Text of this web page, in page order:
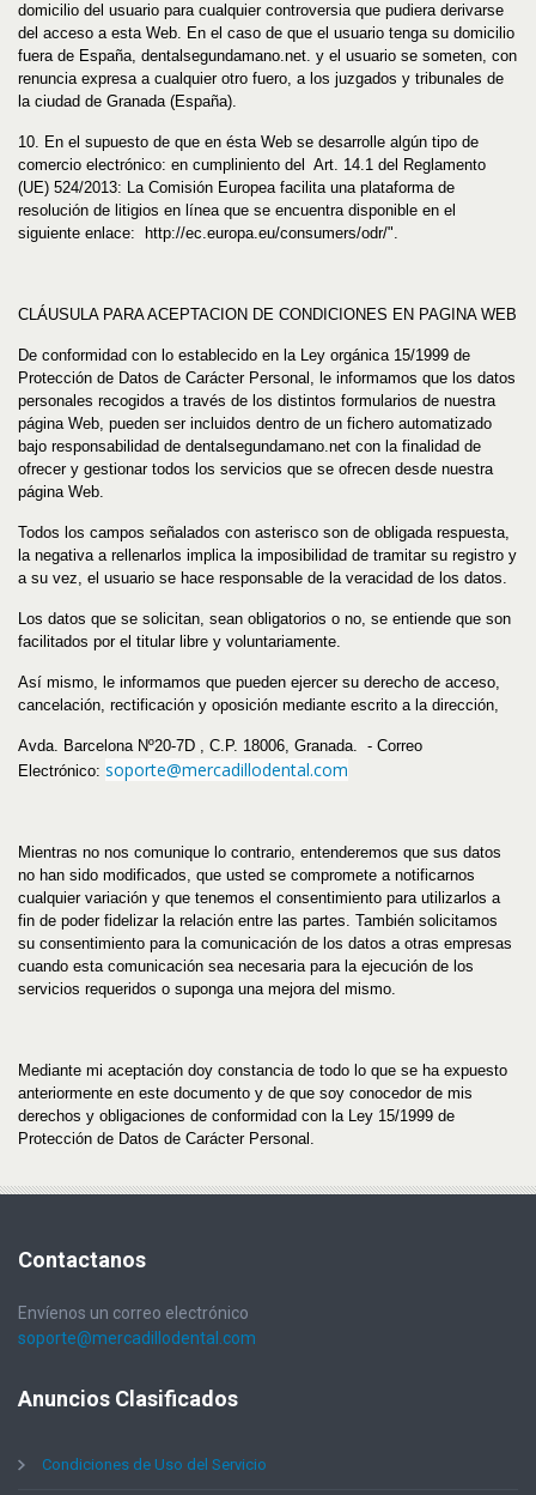
domicilio del usuario para cualquier controversia que pudiera derivarse
del acceso a esta Web. En el caso de que el usuario tenga su domicilio
fuera de España, dentalsegundamano.net. y el usuario se someten, con
renuncia expresa a cualquier otro fuero, a los juzgados y tribunales de
la ciudad de Granada (España).
10. En el supuesto de que en ésta Web se desarrolle algún tipo de
comercio electrónico: en cumpliniento del Art. 14.1 del Reglamento
(UE) 524/2013: La Comisión Europea facilita una plataforma de
resolución de litigios en línea que se encuentra disponible en el
siguiente enlace: http://ec.europa.eu/consumers/odr/".
CLÁUSULA PARA ACEPTACION DE CONDICIONES EN PAGINA WEB
De conformidad con lo establecido en la Ley orgánica 15/1999 de
Protección de Datos de Carácter Personal, le informamos que los datos
personales recogidos a través de los distintos formularios de nuestra
página Web, pueden ser incluidos dentro de un fichero automatizado
bajo responsabilidad de dentalsegundamano.net con la finalidad de
ofrecer y gestionar todos los servicios que se ofrecen desde nuestra
página Web.
Todos los campos señalados con asterisco son de obligada respuesta,
la negativa a rellenarlos implica la imposibilidad de tramitar su registro y
a su vez, el usuario se hace responsable de la veracidad de los datos.
Los datos que se solicitan, sean obligatorios o no, se entiende que son
facilitados por el titular libre y voluntariamente.
Así mismo, le informamos que pueden ejercer su derecho de acceso,
cancelación, rectificación y oposición mediante escrito a la dirección,
Avda. Barcelona Nº20-7D , C.P. 18006, Granada. - Correo
Electrónico: soporte@mercadillodental.com
Mientras no nos comunique lo contrario, entenderemos que sus datos
no han sido modificados, que usted se compromete a notificarnos
cualquier variación y que tenemos el consentimiento para utilizarlos a
fin de poder fidelizar la relación entre las partes. También solicitamos
su consentimiento para la comunicación de los datos a otras empresas
cuando esta comunicación sea necesaria para la ejecución de los
servicios requeridos o suponga una mejora del mismo.
Mediante mi aceptación doy constancia de todo lo que se ha expuesto
anteriormente en este documento y de que soy conocedor de mis
derechos y obligaciones de conformidad con la Ley 15/1999 de
Protección de Datos de Carácter Personal.
Contactanos
Envíenos un correo electrónico
soporte@mercadillodental.com
Anuncios Clasificados
Condiciones de Uso del Servicio